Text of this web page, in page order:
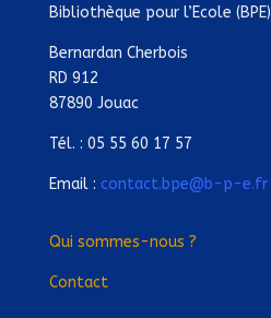
Bibliothèque pour l’Ecole (BPE)
Bernardan Cherbois
RD 912
87890 Jouac
Tél. : 05 55 60 17 57
Email : contact.bpe@b-p-e.fr
Qui sommes-nous ?
Contact